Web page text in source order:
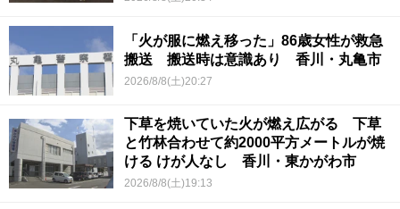
「火が服に燃え移った」86歳女性が救急
搬送 搬送時は意識あり 香川・丸亀市
2026/8/8(土)20:27
下草を焼いていた火が燃え広がる 下草
と竹林合わせて約2000平方メートルが焼
ける けが人なし 香川・東かがわ市
2026/8/8(土)19:13